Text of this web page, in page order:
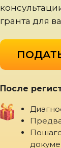
гранта для
После